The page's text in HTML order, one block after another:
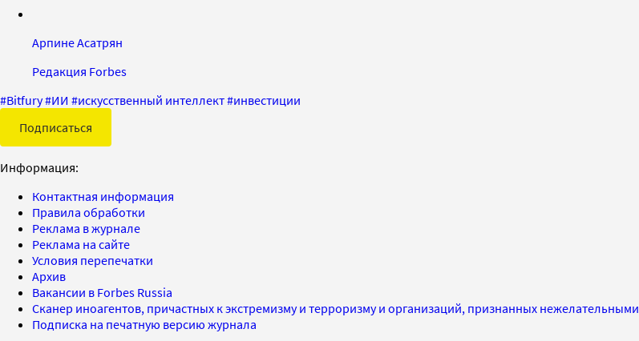
Арпине Асатрян
Редакция Forbes
#Bitfury#ИИ #искусственный интеллект#инвестиции
Подписаться
Информация:
Контактная информация
Правила обработки
Реклама в журнале
Реклама на сайте
Условия перепечатки
Архив
Вакансии в Forbes Russia
Сканер иноагентов, причастных к экстремизму и терроризму и организаций, признанных нежелательными
Подписка на печатную версию журнала